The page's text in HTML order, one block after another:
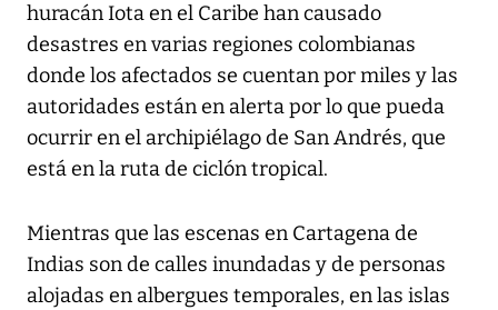
huracán Iota en el Caribe han causado
desastres en varias regiones colombianas
donde los afectados se cuentan por miles y las
autoridades están en alerta por lo que pueda
ocurrir en el archipiélago de San Andrés, que
está en la ruta de ciclón tropical.
Mientras que las escenas en Cartagena de
Indias son de calles inundadas y de personas
alojadas en albergues temporales, en las islas